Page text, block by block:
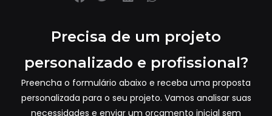
Precisa de um projeto
personalizado e profissional?
Preencha o formulário abaixo e receba uma proposta
personalizada para o seu projeto. Vamos analisar suas
necessidades e enviar um orçamento inicial sem